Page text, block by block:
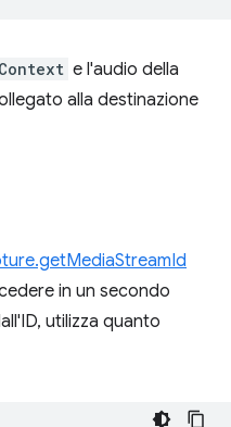
e l'audio della
alla destinazione
in un secondo
utilizza quanto